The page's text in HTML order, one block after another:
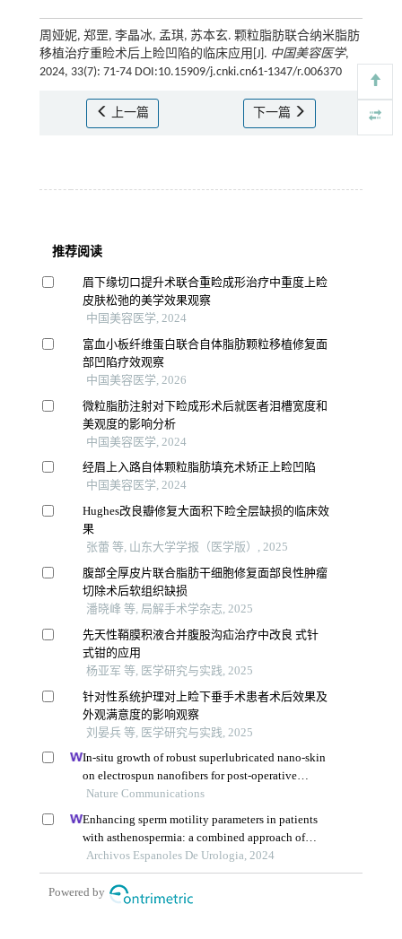
周娅妮, 郑罡, 李晶冰, 孟琪, 苏本玄. 颗粒脂肪联合纳米脂肪
移植治疗重睑术后上睑凹陷的临床应用[J]. 中国美容医学,
2024, 33(7): 71-74 DOI:10.15909/j.cnki.cn61-1347/r.006370
上一篇 下一篇